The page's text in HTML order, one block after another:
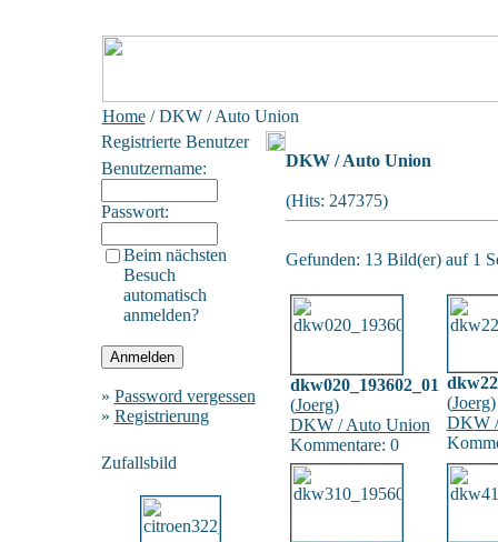
Home/ DKW / Auto Union
Registrierte Benutzer
Benutzername:
Passwort:
Beim nächsten
Besuch
automatisch
anmelden?
» Password vergessen
» Registrierung
Zufallsbild
DKW / Auto Union
(Hits: 247375)
Gefunden: 13 Bild(er) auf 1
dkw020_193602_01
(Joerg)
DKW / Auto Union
Kommentare: 0
(Joerg)
DKW